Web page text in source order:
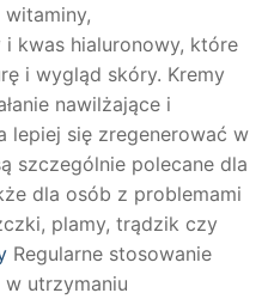
witaminy,
kwas hialuronowy, które
i wygląd skóry. Kremy
nawilżające i
lepiej się zregenerować w
szczególnie polecane dla
dla osób z problemami
plamy, trądzik czy
Regularne stosowanie
utrzymaniu